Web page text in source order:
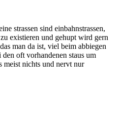
strassen sind einbahnstrassen,
existieren und gehupt wird gern
man da ist, viel beim abbiegen
oft vorhandenen staus um
meist nichts und nervt nur